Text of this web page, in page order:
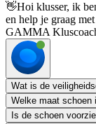
👋Hoi klusser, ik
en help je graag
GAMMA
Wat is de
Welke maat schoen
Is de schoen